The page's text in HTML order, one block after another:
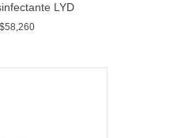
LYD
$58,260